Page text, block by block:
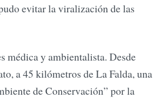
evitar la viralización de las
médica y ambientalista. Desde
a 45 kilómetros de La Falda, una
de Conservación” por la